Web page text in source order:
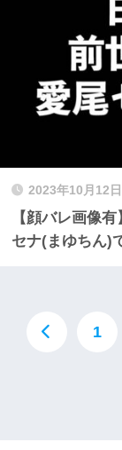
2023年10月12日
【顔バレ画像
セナ(まゆちん)
1